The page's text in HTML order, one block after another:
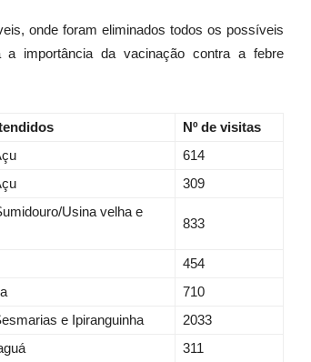
onde foram eliminados todos os possíveis
a importância da vacinação contra a febre
Nº de visitas
614
309
Usina velha e
833
454
710
e Ipiranguinha
2033
311